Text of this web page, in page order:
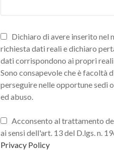
Dichiaro di avere inserito nel
richiesta dati reali e dichiaro
dati corrispondono ai propri
Sono consapevole che è facoltà
perseguire nelle opportune sedi
ed abuso.
Acconsento al trattamento
ai sensi dell'art. 13 del D.lgs. n.
Privacy Policy